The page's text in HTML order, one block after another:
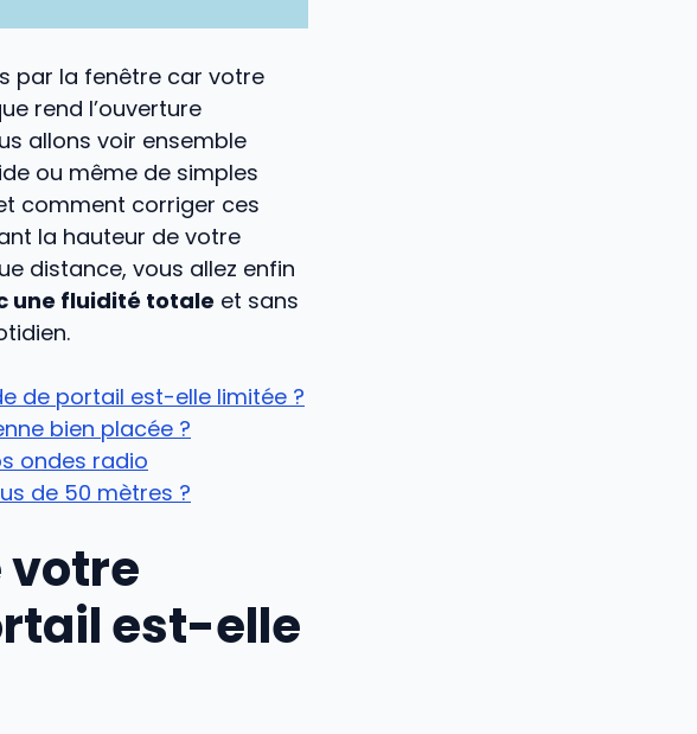
par la fenêtre car votre
rend l’ouverture
allons voir ensemble
ou même de simples
comment corriger ces
la hauteur de votre
distance, vous allez enfin
une fluidité totale et sans
de portail est-elle limitée ?
bien placée ?
ondes radio
de 50 mètres ?
votre
est-elle